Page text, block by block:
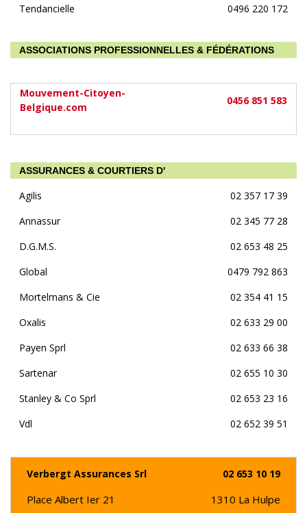
Tendancielle 0496 220 172
ASSOCIATIONS PROFESSIONNELLES & FÉDÉRATIONS
Mouvement-Citoyen-
Belgique.com
0456 851 583
ASSURANCES & COURTIERS D'
Agilis
02 357 17 39
Annassur
02 345 77 28
D.G.M.S.
02 653 48 25
Global
0479 792 863
Mortelmans & Cie
02 354 41 15
Oxalis
02 633 29 00
Payen Sprl
02 633 66 38
Sartenar
02 655 10 30
Stanley & Co Sprl
02 653 23 16
Vdl
02 652 39 51
Verbergt Assurances Srl 02 653 10 19
Place Albert Ier 21 1310 La Hulpe